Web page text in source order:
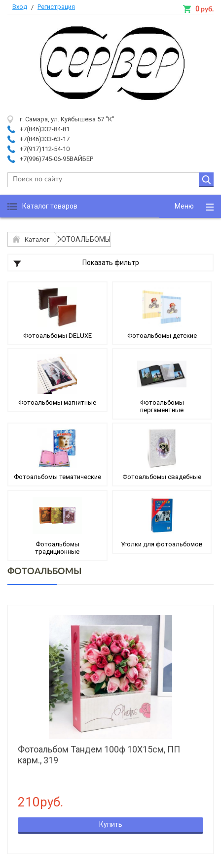
Вход / Регистрация
г. Самара, ул. Куйбышева 57 "К"
+7(846)332-84-81
+7(846)333-63-17
+7(917)112-54-10
+7(996)745-06-95ВАЙБЕР
0 руб.
Каталог товаров Меню
Каталог ФОТОАЛЬБОМЫ
Показать фильтр
Фотоальбомы DELUXE Фотоальбомы детские
Фотоальбомы магнитные
Фотоальбомы
пергаментные
Фотоальбомы тематические Фотоальбомы свадебные
Фотоальбомы
традиционные
Уголки для фотоальбомов
ФОТОАЛЬБОМЫ
Фотоальбом Тандем 100ф 10X15см, ПП
карм., 319
210руб.
Купить